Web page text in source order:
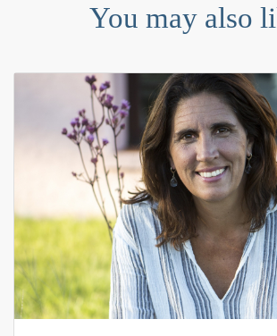
You may also